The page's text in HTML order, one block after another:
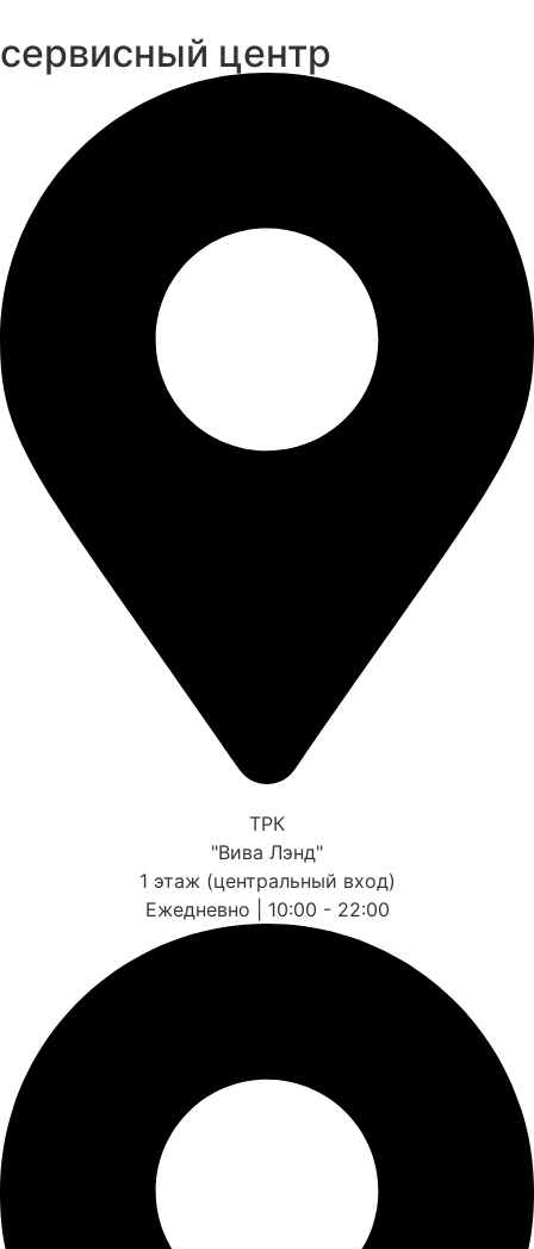
cервисный центр
ТРК
"Вива Лэнд"
1 этаж (центральный вход)
Ежедневно | 10:00 - 22:00